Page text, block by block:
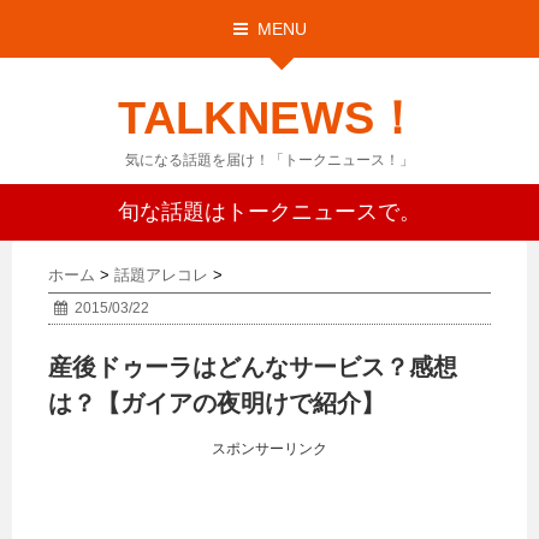
MENU
TALKNEWS！
気になる話題を届け！「トークニュース！」
旬な話題はトークニュースで。
ホーム > 話題アレコレ >
2015/03/22
産後ドゥーラはどんなサービス？感想
は？【ガイアの夜明けで紹介】
スポンサーリンク